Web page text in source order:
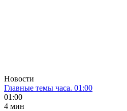
Новости
Главные темы часа. 01:00
01:00
4 мин